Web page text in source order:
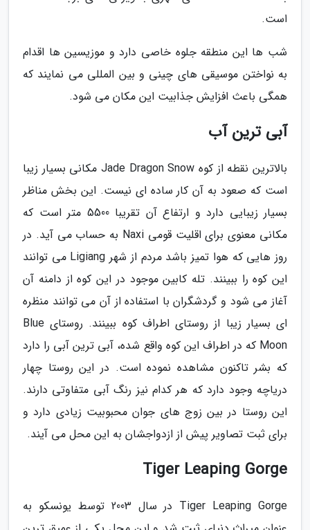
است.
شب ها این منطقه جلوه خاصی دارد و موزیسین ها اقدام
به نواختن موسیقی های چینی و بین المللی می نمایند که
همگی باعث افزایش جذابیت این مکان می شود.
آبی ترین آب
بالاترین نقطه از کوه Jade Dragon Snow مکانی بسیار زیبا
است که صعود به آن کار ساده ای نیست. این بخش مناظر
بسیار زیبایی دارد و ارتفاع آن تقریبا 5500 متر است که
مکانی معنوی برای اقلیت قومی Naxi به حساب می آید. در
روز هایی که هوا تمیز باشد مردم از شهر Ligiang می توانند
این کوه را ببینند. تله کابین موجود در این کوه از دامنه آن
آغاز می شود و گردشگران با استفاده از آن می توانند منظره
ای بسیار زیبا از روستای اطراف کوه ببینند. روستای Blue
Moon که در اطراف این کوه واقع شده، آبی ترین آبی را دارد
که بشر تاکنون مشاهده نموده است. در این روستا چهار
دریاچه وجود دارد که هر کدام نیز رنگ آبی متفاوتی دارند.
این روستا در بین زوج های جوان محبوبیت زیادی دارد و
برای ثبت تصاویر پیش از ازدواجشان به این محل می آیند.
Tiger Leaping Gorge
Tiger Leaping Gorge در سال 2003 توسط یونسکو به